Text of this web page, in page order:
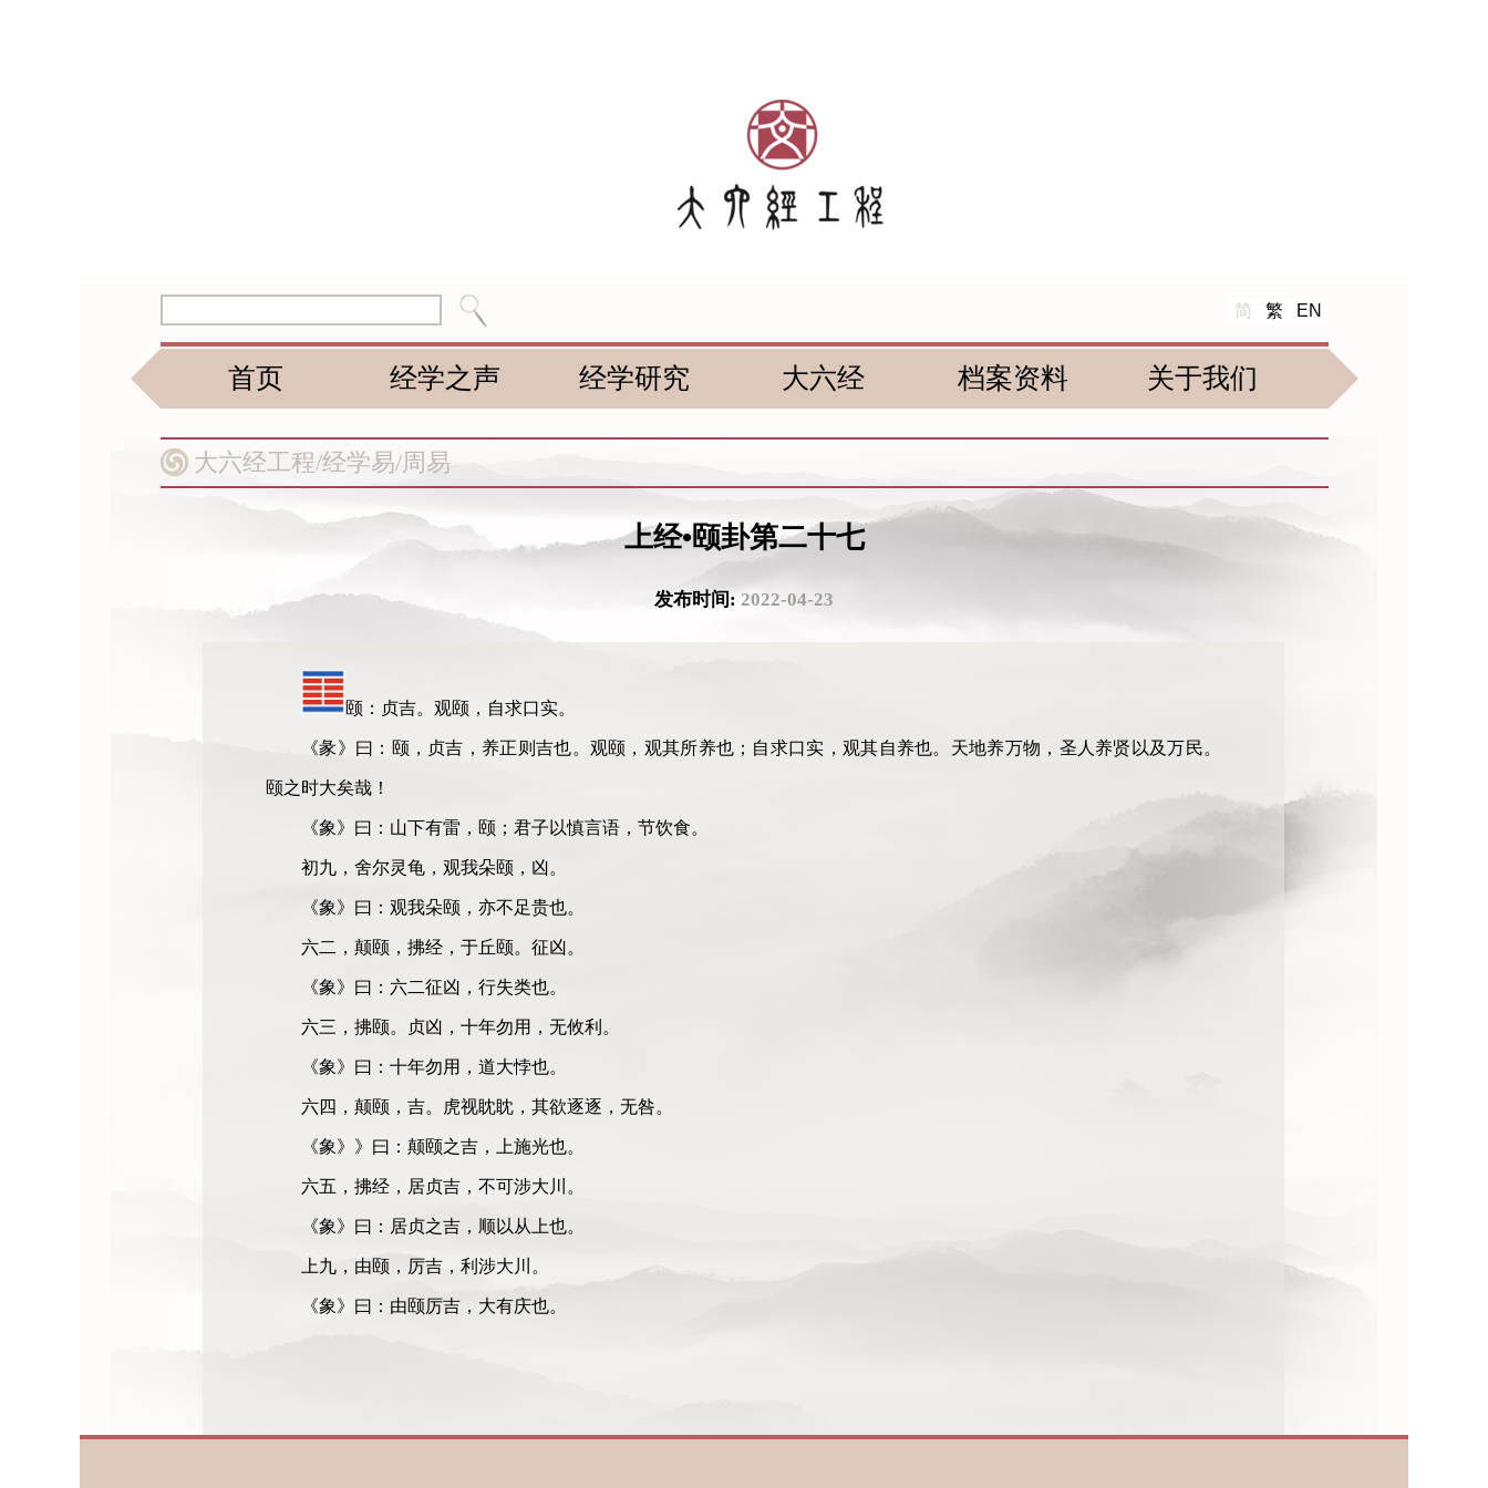
简 繁 EN
首页 经学之声 经学研究 大六经 档案资料 关于我们
大六经工程/经学易/周易
上经•颐卦第二十七
发布时间: 2022-04-23
颐：贞吉。观颐，自求口实。
《彖》曰：颐，贞吉，养正则吉也。观颐，观其所养也；自求口实，观其自养也。天地养万物，圣人养贤以及万民。
颐之时大矣哉！
《象》曰：山下有雷，颐；君子以慎言语，节饮食。
初九，舍尔灵龟，观我朵颐，凶。
《象》曰：观我朵颐，亦不足贵也。
六二，颠颐，拂经，于丘颐。征凶。
《象》曰：六二征凶，行失类也。
六三，拂颐。贞凶，十年勿用，无攸利。
《象》曰：十年勿用，道大悖也。
六四，颠颐，吉。虎视眈眈，其欲逐逐，无咎。
《象》》曰：颠颐之吉，上施光也。
六五，拂经，居贞吉，不可涉大川。
《象》曰：居贞之吉，顺以从上也。
上九，由颐，厉吉，利涉大川。
《象》曰：由颐厉吉，大有庆也。